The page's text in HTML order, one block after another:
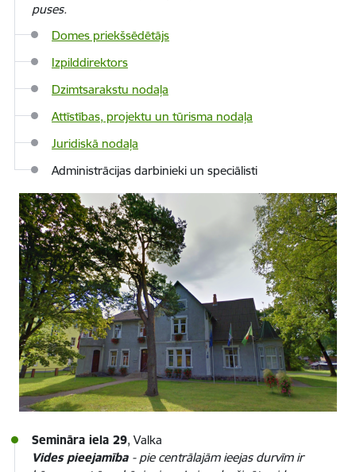
puses.
Domes priekšsēdētājs
Izpilddirektors
Dzimtsarakstu nodaļa
Attīstības, projektu un tūrisma nodaļa
Juridiskā nodaļa
Administrācijas darbinieki un speciālisti
Semināra iela 29, Valka
Vides pieejamība - pie centrālajām ieejas durvīm ir